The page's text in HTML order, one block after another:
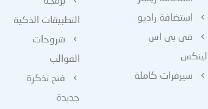
استضافة راديو
فى بى اس
لينكس
سيرفرات كاملة
التطبيقات الذكية
شروحات
القوالب
فتح تذكرة
جديدة